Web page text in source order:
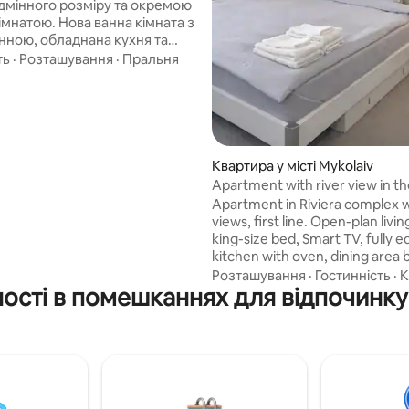
розміру та окремою
ванна кімната з
обладнана кухня та
Якщо вам подобається
· Розташування · Пральня
Квартира у місті Mykolaiv
Apartment with river view in
Apartment in Riviera complex
views, first line. Open-plan
king-size bed, Smart TV, fully
kitchen with oven, dining area
panoramic windows. Quiet,
with fresh air. Elevator access.
sandy beach, Tavria
Washer, hairdryer, toiletries,
slippers, fresh linens.
Розташування · Гостинність ·
в помешканнях для відпочинку